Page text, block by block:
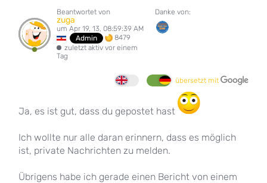
Beantwortet von
zuga
um Apr 19, 13, 08:59:39 AM
Admin
8479
zuletzt aktiv vor einem
Tag
Danke von:
übersetzt mit
Ja, es ist gut, dass du gepostet hast
Ich wollte nur alle daran erinnern, dass es möglich
ist, private Nachrichten zu melden.
Übrigens habe ich gerade einen Bericht von einem